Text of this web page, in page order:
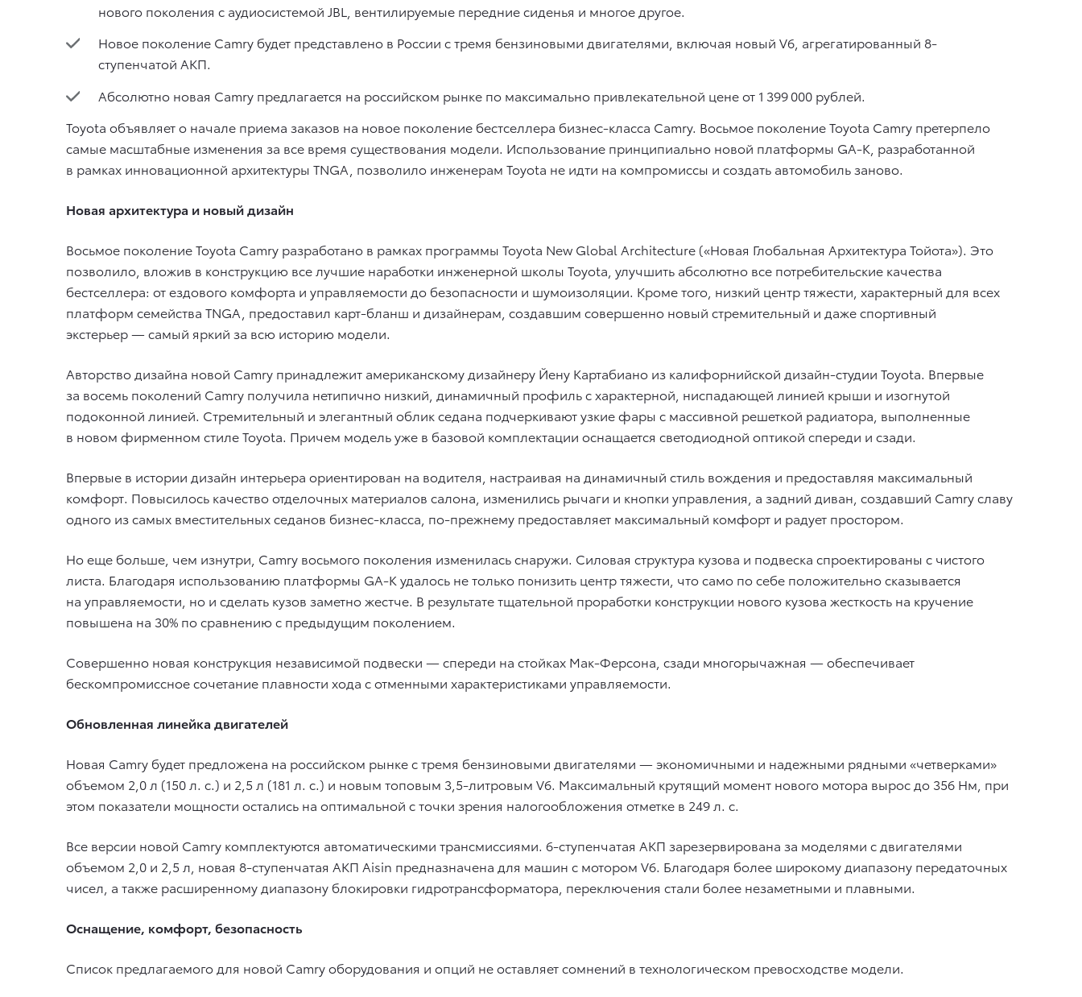
нового поколения с аудиосистемой JBL, вентилируемые передние сиденья и многое другое.
Новое поколение Camry будет представлено в России с тремя бензиновыми двигателями, включая новый V6, агрегатированный 8-
ступенчатой АКП.
Абсолютно новая Camry предлагается на российском рынке по максимально привлекательной цене от 1 399 000 рублей.
Toyota объявляет о начале приема заказов на новое поколение бестселлера бизнес-класса Camry. Восьмое поколение Toyota Camry претерпело
самые масштабные изменения за все время существования модели. Использование принципиально новой платформы GA-K, разработанной
в рамках инновационной архитектуры TNGA, позволило инженерам Toyota не идти на компромиссы и создать автомобиль заново.
Новая архитектура и новый дизайн
Восьмое поколение Toyota Camry разработано в рамках программы Toyota New Global Architecture («Новая Глобальная Архитектура Тойота»). Это
позволило, вложив в конструкцию все лучшие наработки инженерной школы Toyota, улучшить абсолютно все потребительские качества
бестселлера: от ездового комфорта и управляемости до безопасности и шумоизоляции. Кроме того, низкий центр тяжести, характерный для всех
платформ семейства TNGA, предоставил карт-бланш и дизайнерам, создавшим совершенно новый стремительный и даже спортивный
экстерьер — самый яркий за всю историю модели.
Авторство дизайна новой Camry принадлежит американскому дизайнеру Йену Картабиано из калифорнийской дизайн-студии Toyota. Впервые
за восемь поколений Camry получила нетипично низкий, динамичный профиль с характерной, ниспадающей линией крыши и изогнутой
подоконной линией. Стремительный и элегантный облик седана подчеркивают узкие фары с массивной решеткой радиатора, выполненные
в новом фирменном стиле Toyota. Причем модель уже в базовой комплектации оснащается светодиодной оптикой спереди и сзади.
Впервые в истории дизайн интерьера ориентирован на водителя, настраивая на динамичный стиль вождения и предоставляя максимальный
комфорт. Повысилось качество отделочных материалов салона, изменились рычаги и кнопки управления, а задний диван, создавший Camry славу
одного из самых вместительных седанов бизнес-класса, по-прежнему предоставляет максимальный комфорт и радует простором.
Но еще больше, чем изнутри, Camry восьмого поколения изменилась снаружи. Силовая структура кузова и подвеска спроектированы с чистого
листа. Благодаря использованию платформы GA-K удалось не только понизить центр тяжести, что само по себе положительно сказывается
на управляемости, но и сделать кузов заметно жестче. В результате тщательной проработки конструкции нового кузова жесткость на кручение
повышена на 30% по сравнению с предыдущим поколением.
Совершенно новая конструкция независимой подвески — спереди на стойках Мак-Ферсона, сзади многорычажная — обеспечивает
бескомпромиссное сочетание плавности хода с отменными характеристиками управляемости.
Обновленная линейка двигателей
Новая Camry будет предложена на российском рынке с тремя бензиновыми двигателями — экономичными и надежными рядными «четверками»
объемом 2,0 л (150 л. с.) и 2,5 л (181 л. с.) и новым топовым 3,5-литровым V6. Максимальный крутящий момент нового мотора вырос до 356 Нм, при
этом показатели мощности остались на оптимальной с точки зрения налогообложения отметке в 249 л. с.
Все версии новой Camry комплектуются автоматическими трансмиссиями. 6-ступенчатая АКП зарезервирована за моделями с двигателями
объемом 2,0 и 2,5 л, новая 8-ступенчатая АКП Aisin предназначена для машин с мотором V6. Благодаря более широкому диапазону передаточных
чисел, а также расширенному диапазону блокировки гидротрансформатора, переключения стали более незаметными и плавными.
Оснащение, комфорт, безопасность
Список предлагаемого для новой Camry оборудования и опций не оставляет сомнений в технологическом превосходстве модели.